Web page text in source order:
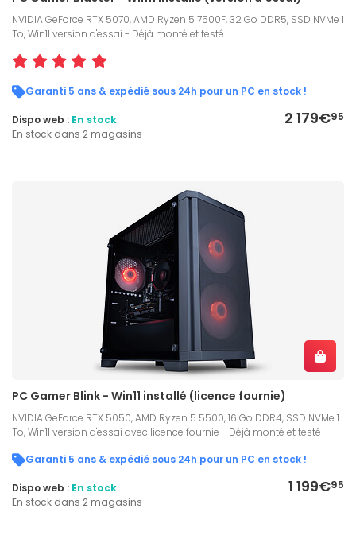
NVIDIA GeForce RTX 5070, AMD Ryzen 5 7500F, 32 Go DDR5, SSD NVMe 1
To, Win11 version d'essai - Déjà monté et testé
Garanti 5 ans & expédié sous 24h pour un PC en stock !
2 179€95
Dispo web : En stock
En stock dans 2 magasins
PC Gamer Blink - Win11 installé (licence fournie)
NVIDIA GeForce RTX 5050, AMD Ryzen 5 5500, 16 Go DDR4, SSD NVMe 1
To, Win11 version d'essai avec licence fournie - Déjà monté et testé
Garanti 5 ans & expédié sous 24h pour un PC en stock !
1 199€95
Dispo web : En stock
En stock dans 2 magasins